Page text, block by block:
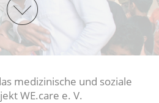
medizinische und soziale
WE.care e. V.